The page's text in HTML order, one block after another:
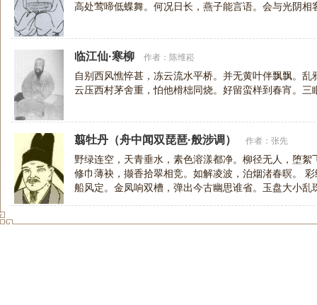
高处莺啼低蝶舞。何况日长，燕子能言语。会与光阴相
临江仙·寒柳 作者： 陈维崧
自别西风憔悴甚，冻云流水平桥。并无黄叶伴飘飘。乱
云压西村茅舍重，怕他榾柮同烧。好留蛮样到春宵。三
翦牡丹（舟中闻双琵琶·般涉调） 作者： 张先
野绿连空，天青垂水，素色溶漾都净。柳径无人，堕絮
修巾薄袂，撷香拾翠相竞。如解凌波，泊烟渚春暝。
船风定。金凤响双槽，弹出今古幽思谁省。玉盘大小乱